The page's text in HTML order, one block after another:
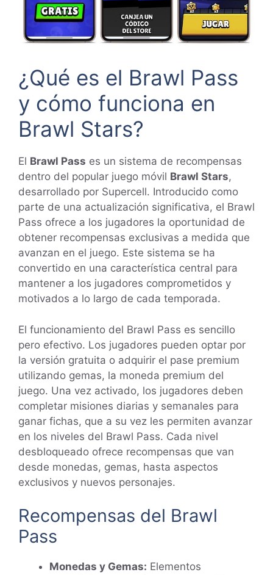
¿Qué es el Brawl Pass
y cómo funciona en
Brawl Stars?
El Brawl Pass es un sistema de recompensas
dentro del popular juego móvil Brawl Stars,
desarrollado por Supercell. Introducido como
parte de una actualización significativa, el Brawl
Pass ofrece a los jugadores la oportunidad de
obtener recompensas exclusivas a medida que
avanzan en el juego. Este sistema se ha
convertido en una característica central para
mantener a los jugadores comprometidos y
motivados a lo largo de cada temporada.
El funcionamiento del Brawl Pass es sencillo
pero efectivo. Los jugadores pueden optar por
la versión gratuita o adquirir el pase premium
utilizando gemas, la moneda premium del
juego. Una vez activado, los jugadores deben
completar misiones diarias y semanales para
ganar fichas, que a su vez les permiten avanzar
en los niveles del Brawl Pass. Cada nivel
desbloqueado ofrece recompensas que van
desde monedas, gemas, hasta aspectos
exclusivos y nuevos personajes.
Recompensas del Brawl
Pass
Monedas y Gemas: Elementos